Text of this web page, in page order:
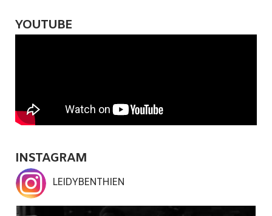
YOUTUBE
INSTAGRAM
LEIDYBENTHIEN